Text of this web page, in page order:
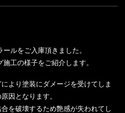
ルをご入庫頂きました。
工の様子をご紹介します。
より塗装にダメージを受けてしま
因となります。
を破壊するため艶感が失われてし